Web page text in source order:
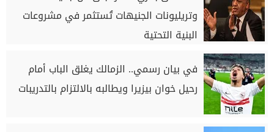
وتريليونات الجنيهات تُستثمر في مشروعات
البنية التحتية
في بيان رسمي.. الزمالك يغلق الباب أمام
رحيل خوان بيزيرا ويطالبه بالالتزام بالتدريبات